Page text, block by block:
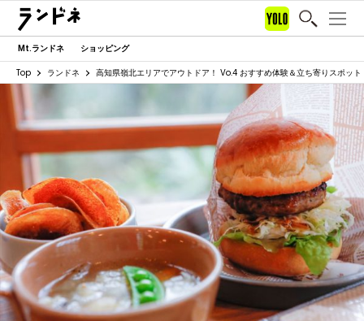
Mt.ランドネ ショッピング
Top ランドネ 高知県嶺北エリアでアウトドア！ Vo.4 おすすめ体験＆立ち寄りスポット